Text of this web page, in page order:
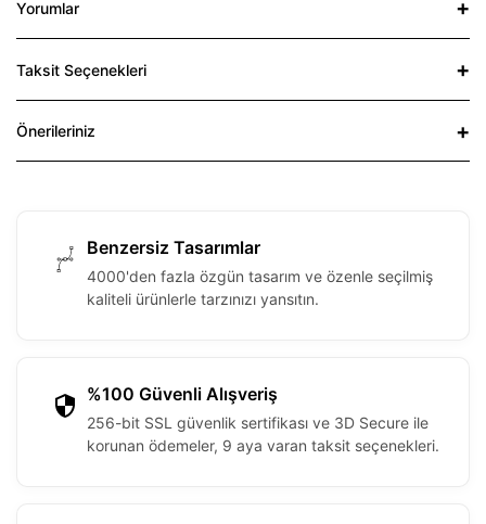
Yorumlar
Taksit Seçenekleri
Önerileriniz
Benzersiz Tasarımlar
4000'den fazla özgün tasarım ve özenle seçilmiş
kaliteli ürünlerle tarzınızı yansıtın.
%100 Güvenli Alışveriş
256-bit SSL güvenlik sertifikası ve 3D Secure ile
korunan ödemeler, 9 aya varan taksit seçenekleri.